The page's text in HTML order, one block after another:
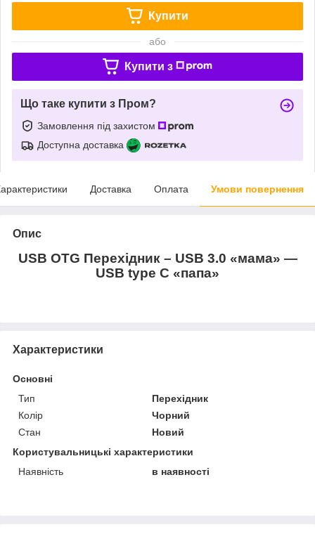
Купити
або
Купити з
Що таке купити з Пром?
Замовлення під захистом
Доступна доставка
Доставка Оплата Умови повернення
Опис
USB OTG Перехідник – USB 3.0 «мама» —
USB type C «папа»
Характеристики
Основні
Тип
Перехідник
Колір
Чорний
Стан
Новий
Користувальницькі характеристики
Наявність
в наявності